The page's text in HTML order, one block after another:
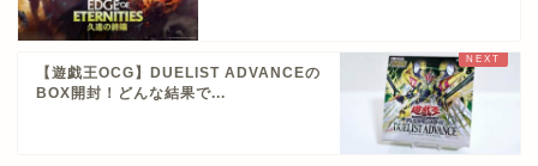
【遊戯王OCG】DUELIST ADVANCEの
BOX開封！どんな結果で...